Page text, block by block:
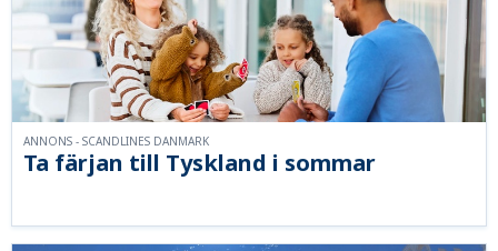
Ta färjan till Tyskland i sommar
ANNONS - SCANDLINES DANMARK